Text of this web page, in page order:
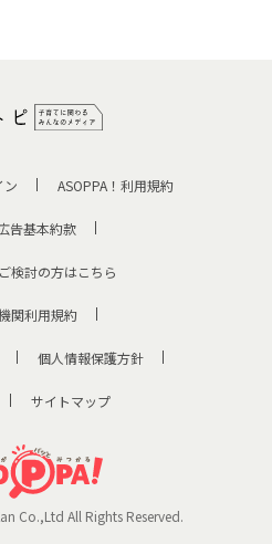
ン ASOPPA！利用規約
告基本約款
検討の方はこちら
関利用規約
個人情報保護方針
サイトマップ
Co.,Ltd All Rights Reserved.